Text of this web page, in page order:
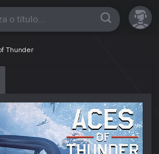
Thunder